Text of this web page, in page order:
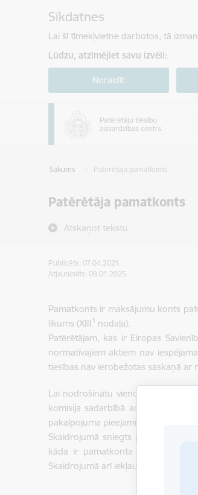
Sīkdatnes
Lai šī tīmekļvietne darbotos, tā
Lūdzu, atzīmējiet savu izvēli:
Noraidīt
Sākums Patērētāja pamatkonts
Patērētāja pamatkonts
Atskaņot tekstu
Publicēts: 07.04.2021.
Atjaunināts: 08.01.2025.
Pamatkonts ir maksājumu konts
likums (XIII 1 nodaļa).
Patērētājam, kas ir Eiropas
normatīvajiem aktiem nav
tiesības nav ierobežotas saskaņā
Lai nodrošinātu vienotu
komisija sadarbībā ar Patērētāju
pakalpojuma pieejamību
Skaidrojumā sniegts pamatkonta
kāda ir pamatkonta atvēršanas
Skaidrojumā arī iekļauta